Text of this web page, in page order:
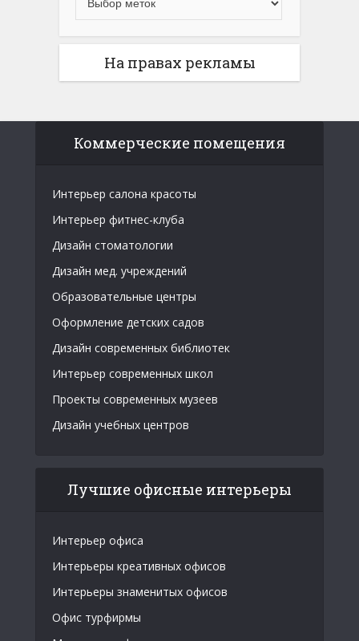
На правах рекламы
Коммерческие помещения
Интерьер салона красоты
Интерьер фитнес-клуба
Дизайн стоматологии
Дизайн мед. учреждений
Образовательные центры
Оформление детских садов
Дизайн современных библиотек
Интерьер современных школ
Проекты современных музеев
Дизайн учебных центров
Лучшие офисные интерьеры
Интерьер офиса
Интерьеры креативных офисов
Интерьеры знаменитых офисов
Офис турфирмы